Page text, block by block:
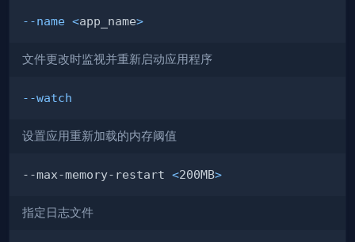
--name <app_name>
文件更改时监视并重新启动应用程序
--watch
设置应用重新加载的内存阈值
--max-memory-restart <200MB>
指定日志文件